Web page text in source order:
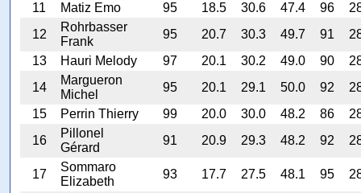
11
Matiz Emo 95 18.5 30.6 47.4 96
12
Rohrbasser
Frank
95 20.7 30.3 49.7 91
13
Hauri Melody 97 20.1 30.2 49.0 90
14
Margueron
Michel
95 20.1 29.1 50.0 92
15
Perrin Thierry 99 20.0 30.0 48.2 86
16
Pillonel
Gérard
91 20.9 29.3 48.2 92
17
Sommaro
Elizabeth
93 17.7 27.5 48.1 95